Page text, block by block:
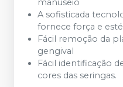
manuseio
A sofisticada
fornece força e
Fácil remoção da
gengival
Fácil identificação
cores das seringas.